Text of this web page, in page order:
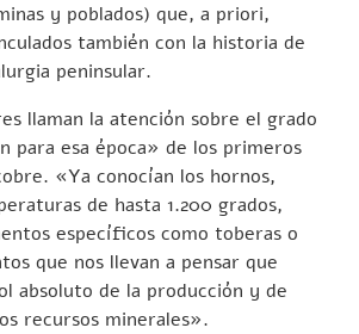
y poblados) que, a priori,
también con la historia de
peninsular.
llaman la atención sobre el grado
para esa época» de los primeros
«Ya conocían los hornos,
de hasta 1.200 grados,
específicos como toberas o
que nos llevan a pensar que
absoluto de la producción y de
recursos minerales».